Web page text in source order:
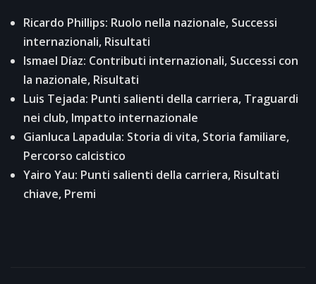
Ricardo Phillips: Ruolo nella nazionale, Successi
internazionali, Risultati
Ismael Díaz: Contributi internazionali, Successi con
la nazionale, Risultati
Luis Tejada: Punti salienti della carriera, Traguardi
nei club, Impatto internazionale
Gianluca Lapadula: Storia di vita, Storia familiare,
Percorso calcistico
Yairo Yau: Punti salienti della carriera, Risultati
chiave, Premi